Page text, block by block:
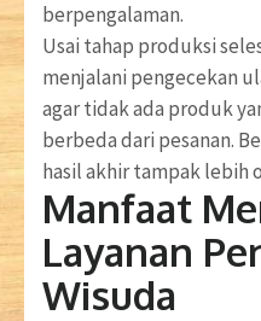
berpengalaman.
Usai tahap produksi
menjalani pengecekan
agar tidak ada produk
berbeda dari pesanan.
hasil akhir tampak lebih
Manfaat
Layanan
Wisuda